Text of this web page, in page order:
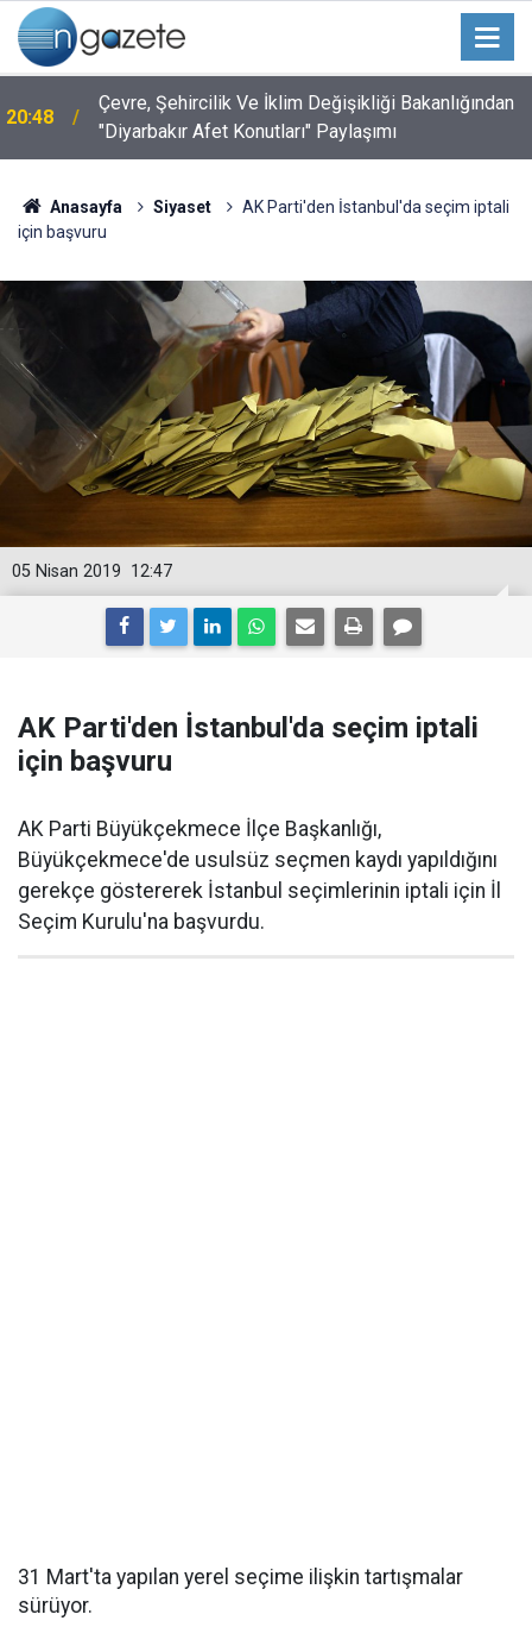
20:48
Çevre, Şehircilik Ve İklim Değişikliği Bakanlığından
"Diyarbakır Afet Konutları" Paylaşımı
Anasayfa Siyaset
AK Parti'den İstanbul'da seçim iptali
için başvuru
12:47
05 Nisan 2019
AK Parti'den İstanbul'da seçim iptali
için başvuru
AK Parti Büyükçekmece İlçe Başkanlığı,
Büyükçekmece'de usulsüz seçmen kaydı yapıldığını
gerekçe göstererek İstanbul seçimlerinin iptali için İl
Seçim Kurulu'na başvurdu.
31 Mart'ta yapılan yerel seçime ilişkin tartışmalar
sürüyor.